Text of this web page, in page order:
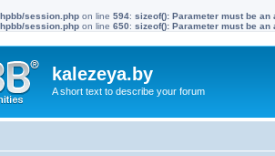
session.php on line 594: sizeof(): Parameter must be
session.php on line 650: sizeof(): Parameter must be
kalezeya.by
A short text to describe your forum